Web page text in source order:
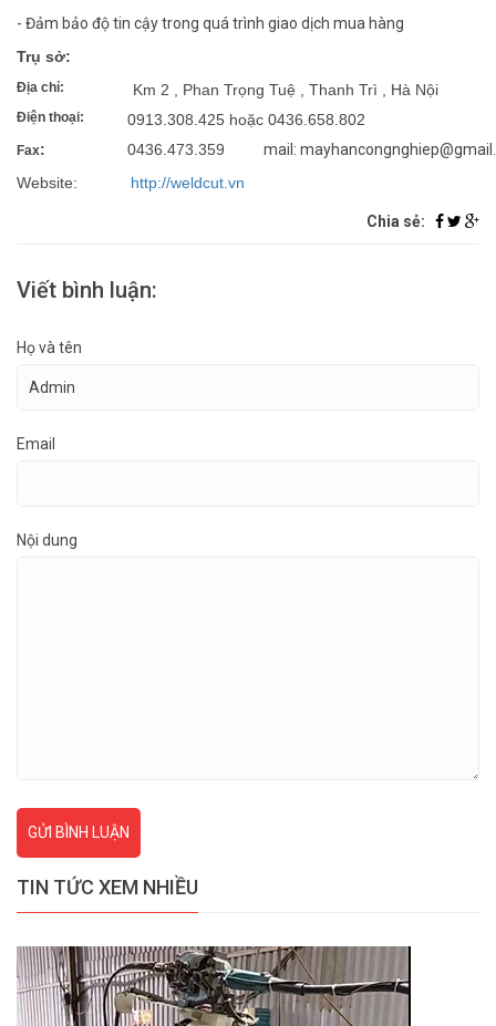
- Đảm bảo độ tin cậy trong quá trình giao dịch mua hàng
Trụ sở:
Địa chỉ: Km 2 , Phan Trọng Tuệ , Thanh Trì , Hà Nội
Điện thoại: 0913.308.425 hoặc 0436.658.802
Fax: 0436.473.359
mail:
Website: http://weldcut.vn
Chia sẻ:
Viết bình luận:
Họ và tên
Email
Nội dung
GỬI BÌNH LUẬN
TIN TỨC XEM NHIỀU